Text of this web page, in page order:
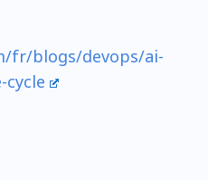
fr/blogs/devops/ai-